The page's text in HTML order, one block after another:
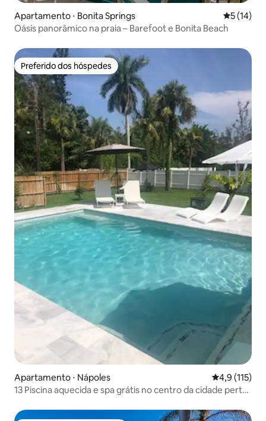
Apartamento ⋅ Bonita Springs 5 de uma
5 (14)
Oásis panorâmico na praia – Barefoot e Bonita Beach
Preferido dos hóspedes
Preferido dos hóspedes
Apartamento ⋅ Nápoles 4,9 de uma
4,9 (115)
13 Piscina aquecida e spa grátis no centro da cidade perto